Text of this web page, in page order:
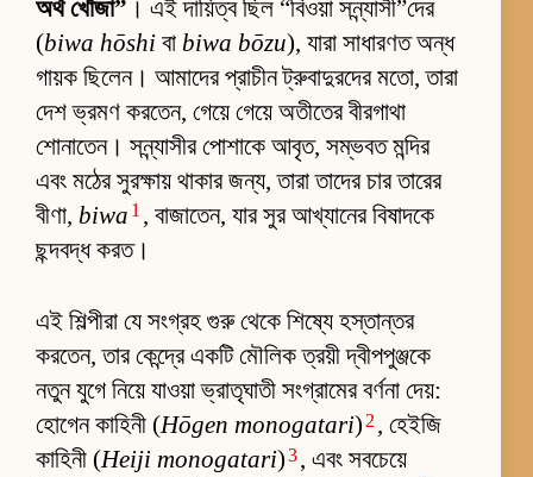
অর্থ খোঁজা” । এই দায়িত্ব ছিল “বিওয়া সন্ন্যাসী”দের
(biwa hōshi বা biwa bōzu), যারা সাধারণত অন্ধ
গায়ক ছিলেন। আমাদের প্রাচীন ট্রুবাদুরদের মতো, তারা
দেশ ভ্রমণ করতেন, গেয়ে গেয়ে অতীতের বীরগাথা
শোনাতেন। সন্ন্যাসীর পোশাকে আবৃত, সম্ভবত মন্দির
এবং মঠের সুরক্ষায় থাকার জন্য, তারা তাদের চার তারের
বীণা, biwa 1 , বাজাতেন, যার সুর আখ্যানের বিষাদকে
ছন্দবদ্ধ করত।
এই শিল্পীরা যে সংগ্রহ গুরু থেকে শিষ্যে হস্তান্তর
করতেন, তার কেন্দ্রে একটি মৌলিক ত্রয়ী দ্বীপপুঞ্জকে
নতুন যুগে নিয়ে যাওয়া ভ্রাতৃঘাতী সংগ্রামের বর্ণনা দেয়:
হোগেন কাহিনী (Hōgen monogatari) 2 , হেইজি
কাহিনী (Heiji monogatari)3, এবং সবচেয়ে